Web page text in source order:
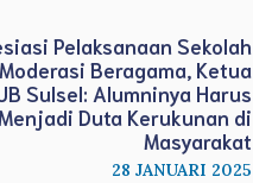
Pelaksanaan Sekolah
Beragama, Ketua
Sulsel: Alumninya Harus
Duta Kerukunan di
Masyarakat
28 JANUARI 2025